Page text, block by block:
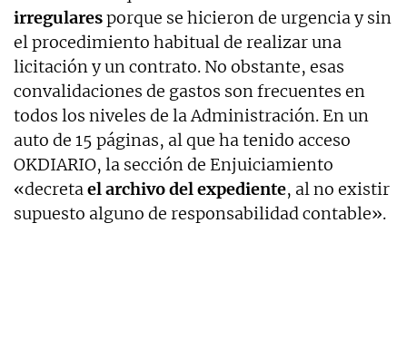
irregularesporque se hicieron de urgencia y sin
el procedimiento habitual de realizar una
licitación y un contrato. No obstante, esas
convalidaciones de gastos son frecuentes en
todos los niveles de la Administración. En un
auto de 15 páginas, al que ha tenido acceso
OKDIARIO, la sección de Enjuiciamiento
«decretael archivo del expediente, al no existir
supuesto alguno de responsabilidad contable».